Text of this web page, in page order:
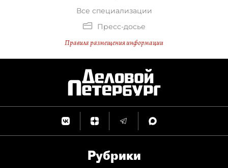
Все специализации
Пресс-досье
Правила размещения информации
Рубрики